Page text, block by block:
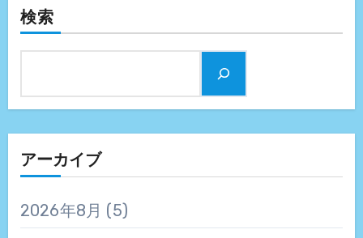
検索
アーカイブ
2026年8月 (5)